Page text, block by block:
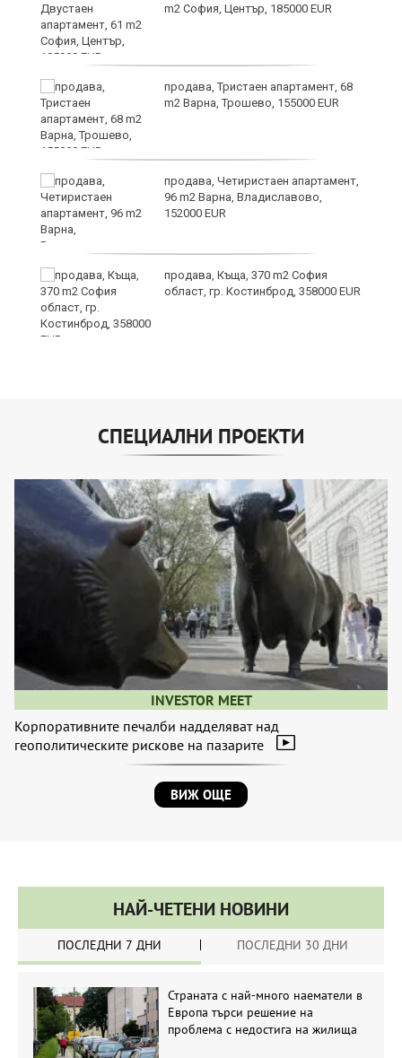
m2 София, Център, 185000 EUR
продава, Тристаен апартамент, 68
m2 Варна, Трошево, 155000 EUR
продава, Четиристаен апартамент,
96 m2 Варна, Владиславово,
152000 EUR
продава, Къща, 370 m2 София
област, гр. Костинброд, 358000 EUR
СПЕЦИАЛНИ ПРОЕКТИ
INVESTOR MEET
Корпоративните печалби надделяват над
геополитическите рискове на пазарите
ВИЖ ОЩЕ
НАЙ-ЧЕТЕНИ НОВИНИ
ПОСЛЕДНИ 7 ДНИ ПОСЛЕДНИ 30 ДНИ
Страната с най-много наематели в
Европа търси решение на
проблема с недостига на жилища